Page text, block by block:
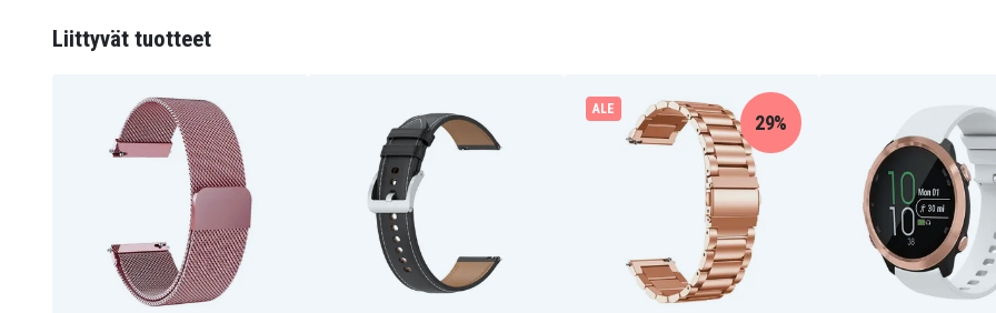
Helppo säätää ja pukea tai riisua
Magneettinen solki turvalliseen ja helppoon käyttöön
Viileä ja mukava hienojakoisen teräsverkon ansiosta
Kestävä ratkaisu, kun haluat vaihtaa rikkinäisen rannekkeen
Tuotenro 680603025A
Liittyvät tuotteet
ALE
29%